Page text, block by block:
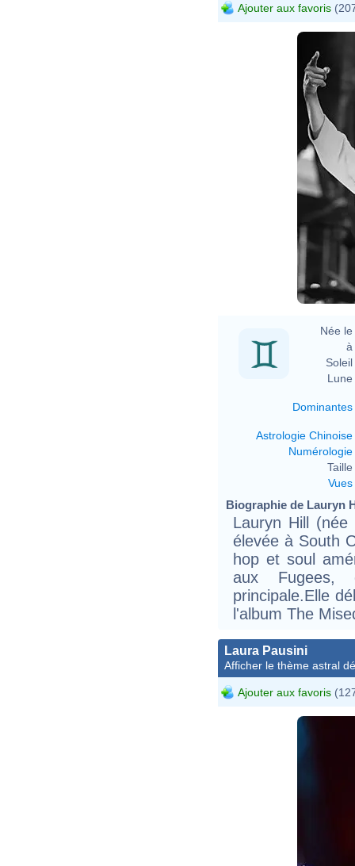
Ajouter aux favoris
Née le
à
Soleil
Lune
Dominantes
Astrologie Chinoise
Numérologie
Taille
Vues
Biographie de Lauryn
Lauryn Hill
élevée à South
hop et soul
aux Fugees,
principale.Elle
l'album The
Laura Pausini
Afficher le thème astral
Ajouter aux favoris